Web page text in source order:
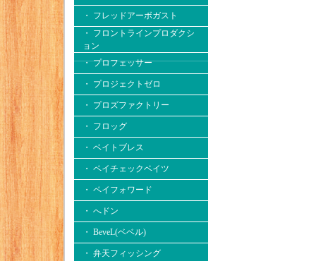
・ フレッドアーボガスト
・ フロントラインプロダクシ
ョン
・ プロフェッサー
・ プロジェクトゼロ
・ プロズファクトリー
・ フロッグ
・ ベイトブレス
・ ペイチェックベイツ
・ ペイフォワード
・ へドン
・ BeveL(ベベル)
・ 弁天フィッシング